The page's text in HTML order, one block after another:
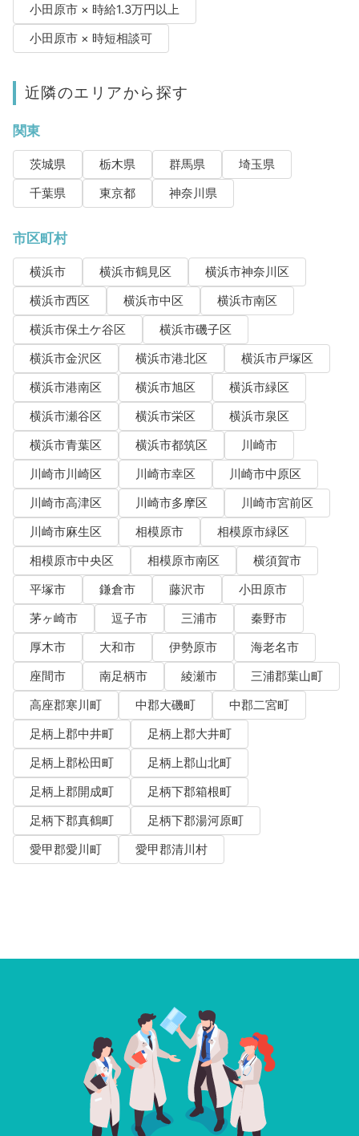
小田原市 × 時給1.3万円以上
小田原市 × 時短相談可
近隣のエリアから探す
関東
茨城県 栃木県 群馬県
埼玉県
千葉県
東京都 神奈川県
市区町村
横浜市 横浜市鶴見区
横浜市神奈川区
横浜市西区
横浜市中区
横浜市南区
横浜市保土ケ谷区
横浜市磯子区
横浜市金沢区
横浜市港北区
横浜市戸塚区
横浜市港南区
横浜市旭区
横浜市緑区
横浜市瀬谷区
横浜市栄区
横浜市泉区
横浜市青葉区
横浜市都筑区
川崎市
川崎市川崎区
川崎市幸区
川崎市中原区
川崎市高津区
川崎市多摩区
川崎市宮前区
川崎市麻生区
相模原市
相模原市緑区
相模原市中央区
相模原市南区
横須賀市
平塚市
鎌倉市 藤沢市
小田原市
茅ヶ崎市
逗子市 三浦市
秦野市
厚木市
大和市 伊勢原市
海老名市
座間市
南足柄市 綾瀬市
三浦郡葉山町
高座郡寒川町
中郡大磯町
中郡二宮町
足柄上郡中井町
足柄上郡大井町
足柄上郡松田町
足柄上郡山北町
足柄上郡開成町
足柄下郡箱根町
足柄下郡真鶴町
足柄下郡湯河原町
愛甲郡愛川町
愛甲郡清川村